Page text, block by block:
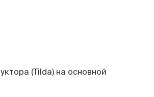
(Tilda) на основной